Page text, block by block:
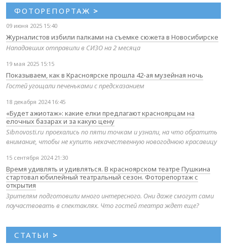
ФОТОРЕПОРТАЖ >
09 июня 2025 15:40
Журналистов избили палками на съемке сюжета в Новосибирске
Нападавших отправили в СИЗО на 2 месяца
19 мая 2025 15:15
Показываем, как в Красноярске прошла 42-ая музейная ночь
Гостей угощали печеньками с предсказанием
18 декабря 2024 16:45
«Будет ажиотаж»: какие елки предлагают красноярцам на
елочных базарах и за какую цену
Sibnovosti.ru проехались по пяти точкам и узнали, на что обратить
внимание, чтобы не купить некачественную новогоднюю красавицу
15 сентября 2024 21:30
Время удивлять и удивляться. В красноярском театре Пушкина
стартовал юбилейный театральный сезон. Фоторепортаж с
открытия
Зрителям подготовили много интересного. Они даже смогут сами
поучаствовать в спектаклях. Что гостей театра ждет еще?
СТАТЬИ >